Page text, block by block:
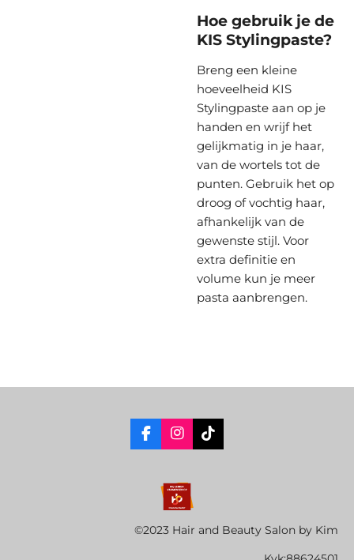
Hoe gebruik je de
KIS Stylingpaste?
Breng een kleine
hoeveelheid KIS
Stylingpaste aan op je
handen en wrijf het
gelijkmatig in je haar,
van de wortels tot de
punten. Gebruik het op
droog of vochtig haar,
afhankelijk van de
gewenste stijl. Voor
extra definitie en
volume kun je meer
pasta aanbrengen.
F
a
o
k
I
n
t
a
g
r
a
T
i
©2023 Hair and Beauty Salon by Kim